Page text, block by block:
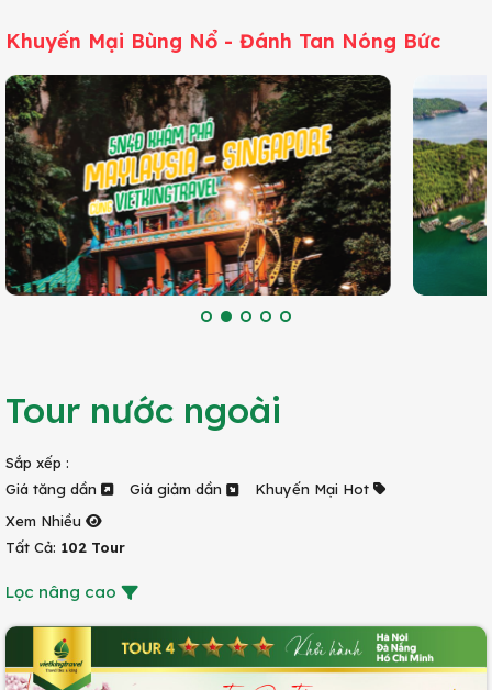
Khuyến Mại Bùng Nổ - Đánh Tan Nóng Bức
Tour nước ngoài
Sắp xếp :
Giá tăng dần
Giá giảm dần
Khuyến Mại Hot
Xem Nhiều
Tất Cả: 102 Tour
Lọc nâng cao